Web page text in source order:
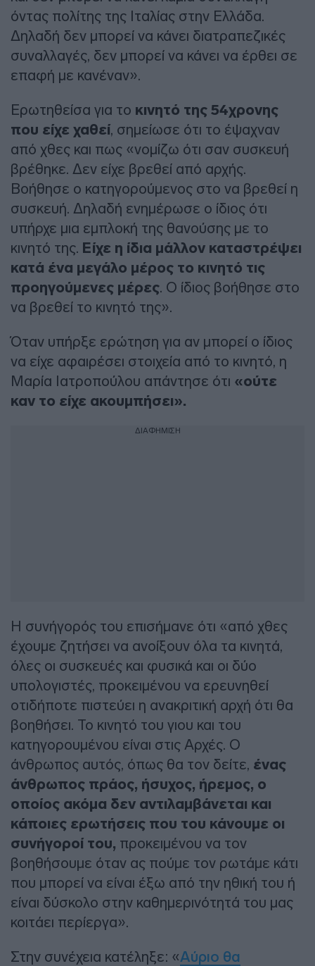
όντας πολίτης της Ιταλίας στην Ελλάδα.
Δηλαδή δεν μπορεί να κάνει διατραπεζικές
συναλλαγές, δεν μπορεί να κάνει να έρθει σε
επαφή με κανέναν».
Ερωτηθείσα για το κινητό της 54χρονης
που είχε χαθεί, σημείωσε ότι το έψαχναν
από χθες και πως «νομίζω ότι σαν συσκευή
βρέθηκε. Δεν είχε βρεθεί από αρχής.
Βοήθησε ο κατηγορούμενος στο να βρεθεί η
συσκευή. Δηλαδή ενημέρωσε ο ίδιος ότι
υπήρχε μια εμπλοκή της θανούσης με το
κινητό της. Είχε η ίδια μάλλον καταστρέψει
κατά ένα μεγάλο μέρος το κινητό τις
προηγούμενες μέρες. Ο ίδιος βοήθησε στο
να βρεθεί το κινητό της».
Όταν υπήρξε ερώτηση για αν μπορεί ο ίδιος
να είχε αφαιρέσει στοιχεία από το κινητό, η
Μαρία Ιατροπούλου απάντησε ότι «ούτε
καν το είχε ακουμπήσει».
ΔΙΑΦΗΜΙΣΗ
Η συνήγορός του επισήμανε ότι «από χθες
έχουμε ζητήσει να ανοίξουν όλα τα κινητά,
όλες οι συσκευές και φυσικά και οι δύο
υπολογιστές, προκειμένου να ερευνηθεί
οτιδήποτε πιστεύει η ανακριτική αρχή ότι θα
βοηθήσει. Το κινητό του γιου και του
κατηγορουμένου είναι στις Αρχές. Ο
άνθρωπος αυτός, όπως θα τον δείτε, ένας
άνθρωπος πράος, ήσυχος, ήρεμος, ο
οποίος ακόμα δεν αντιλαμβάνεται και
κάποιες ερωτήσεις που του κάνουμε οι
συνήγοροί του, προκειμένου να τον
βοηθήσουμε όταν ας πούμε τον ρωτάμε κάτι
που μπορεί να είναι έξω από την ηθική του ή
είναι δύσκολο στην καθημερινότητά του μας
κοιτάει περίεργα».
Στην συνέχεια κατέληξε: «Αύριο θα